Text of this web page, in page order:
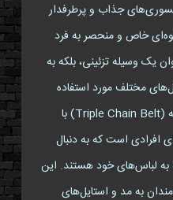
جذاب و پرطرفدار
خاص و منحصر به فرد
یک وسیله تزئینی، بلکه به
مختلف مورد استفاده
قرار می‌گیرد. زنجیر شلوار سه‌ردیفه (Triple Chain Belt) با
است که به دنبال
لباس‌های خود هستند. این
به مد و استایل‌های